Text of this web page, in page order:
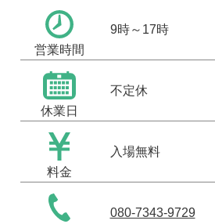
営業時間
9時～17時
休業日
不定休
料金
入場無料
080-7343-9729